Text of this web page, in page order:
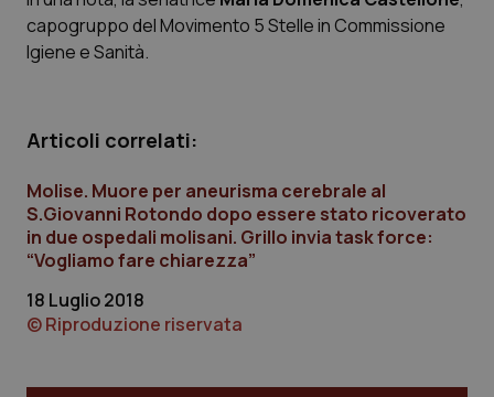
Edizioni Regionali
Professionisti Sanitari.AI
Abruzzo
Basilicata
Calabria
QS Pro Gold
Artrite & artrosi
Asma & BPCO
QS Club Newsletter
capogruppo del Movimento 5 Stelle in Commissione
Igiene e Sanità.
Articoli correlati:
Molise. Muore per aneurisma cerebrale al
S.Giovanni Rotondo dopo essere stato ricoverato
in due ospedali molisani. Grillo invia task force:
“Vogliamo fare chiarezza”
18 Luglio 2018
© Riproduzione riservata